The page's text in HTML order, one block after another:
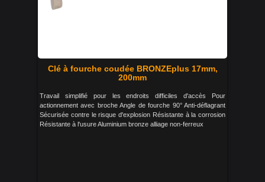
Clé à fourche coudée BRONZEplus 17mm,
200mm
Travail simplifié pour les endroits difficiles d'accès Pour
actionnement avec broche Angle de fourche 90° Anti-déflagrant
Sécurisée contre le risque d'explosion Résistante à la corrosion
Résistante à l'usure Aluminium bronze alliage non-ferreux